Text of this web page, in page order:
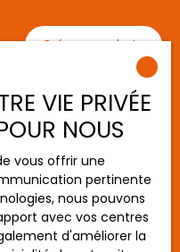
Créer une alerte
Vendu
VIE PRIVÉE
NOUS
vous offrir une
pertinente
nous pouvons
avec vos centres
d'améliorer la